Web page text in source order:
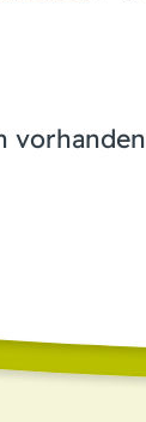
vorhanden